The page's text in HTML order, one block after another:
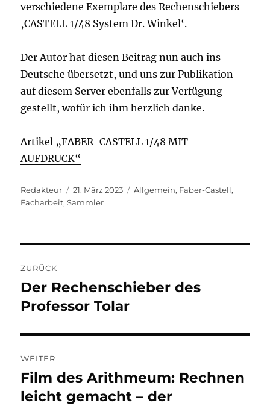
verschiedene Exemplare des Rechenschiebers
‚CASTELL 1/48 System Dr. Winkel‘.
Der Autor hat diesen Beitrag nun auch ins
Deutsche übersetzt, und uns zur Publikation
auf diesem Server ebenfalls zur Verfügung
gestellt, wofür ich ihm herzlich danke.
Artikel „FABER-CASTELL 1/48 MIT
AUFDRUCK“
Autor
Redakteur
Veröffentlicht
am
21. März 2023 Kategorien
Allgemein, Faber-Castell,
Facharbeit,Sammler
ZURÜCK
Vorheriger
Beitrag:
Der Rechenschieber des
Professor Tolar
WEITER
Nächster
Beitrag:
Film des Arithmeum: Rechnen
leicht gemacht – der